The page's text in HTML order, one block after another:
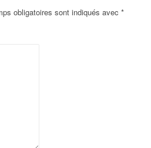
obligatoires sont indiqués avec *